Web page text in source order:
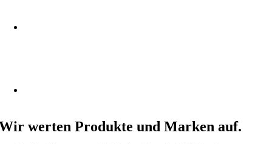
werten Produkte und Marken auf.